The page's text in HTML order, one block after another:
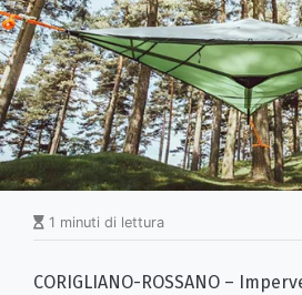
1 minuti di lettura
CORIGLIANO-ROSSANO –